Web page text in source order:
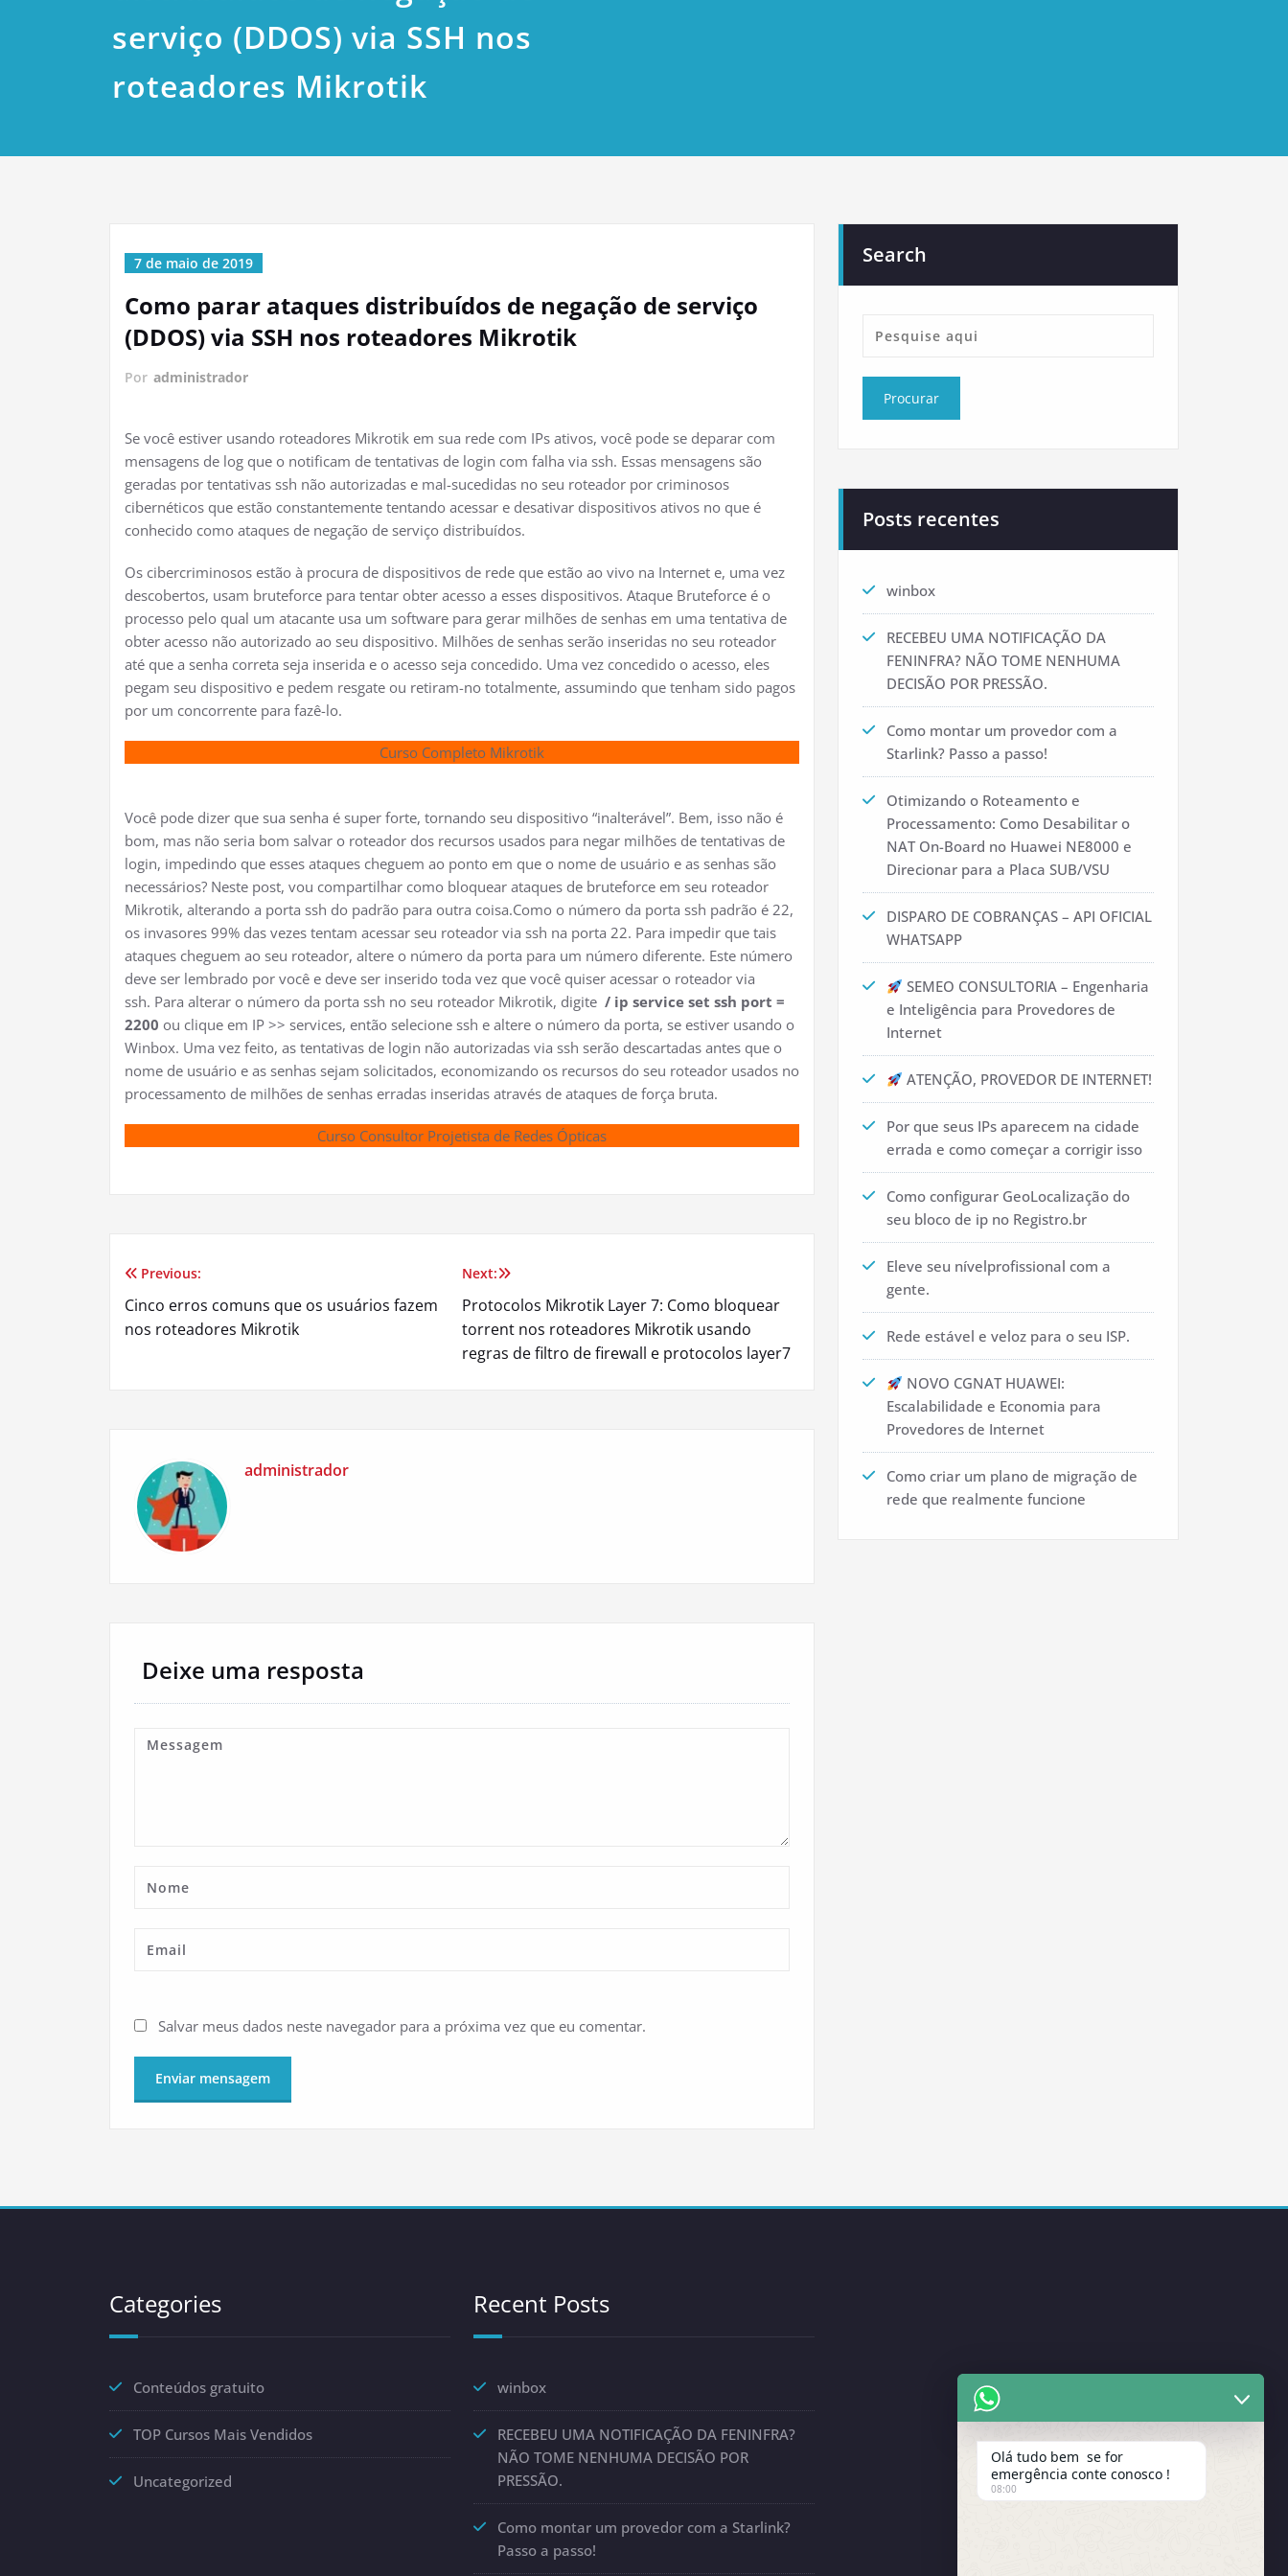
serviço (DDOS) via SSH nos
roteadores Mikrotik
7 de maio de 2019
Como parar ataques distribuídos de negação de serviço
(DDOS) via SSH nos roteadores Mikrotik
Por administrador
Se você estiver usando roteadores Mikrotik em sua rede com IPs ativos, você pode se deparar com
mensagens de log que o notificam de tentativas de login com falha via ssh. Essas mensagens são
geradas por tentativas ssh não autorizadas e mal-sucedidas no seu roteador por criminosos
cibernéticos que estão constantemente tentando acessar e desativar dispositivos ativos no que é
conhecido como ataques de negação de serviço distribuídos.
Os cibercriminosos estão à procura de dispositivos de rede que estão ao vivo na Internet e, uma vez
descobertos, usam bruteforce para tentar obter acesso a esses dispositivos. Ataque Bruteforce é o
processo pelo qual um atacante usa um software para gerar milhões de senhas em uma tentativa de
obter acesso não autorizado ao seu dispositivo. Milhões de senhas serão inseridas no seu roteador
até que a senha correta seja inserida e o acesso seja concedido. Uma vez concedido o acesso, eles
pegam seu dispositivo e pedem resgate ou retiram-no totalmente, assumindo que tenham sido pagos
por um concorrente para fazê-lo.
Curso Completo Mikrotik
Você pode dizer que sua senha é super forte, tornando seu dispositivo “inalterável”. Bem, isso não é
bom, mas não seria bom salvar o roteador dos recursos usados ​​para negar milhões de tentativas de
login, impedindo que esses ataques cheguem ao ponto em que o nome de usuário e as senhas são
necessários? Neste post, vou compartilhar como bloquear ataques de bruteforce em seu roteador
Mikrotik, alterando a porta ssh do padrão para outra coisa.Como o número da porta ssh padrão é 22,
os invasores 99% das vezes tentam acessar seu roteador via ssh na porta 22. Para impedir que tais
ataques cheguem ao seu roteador, altere o número da porta para um número diferente. Este número
deve ser lembrado por você e deve ser inserido toda vez que você quiser acessar o roteador via
ssh. Para alterar o número da porta ssh no seu roteador Mikrotik, digite / ip service set ssh port =
2200 ou clique em IP >> services, então selecione ssh e altere o número da porta, se estiver usando o
Winbox. Uma vez feito, as tentativas de login não autorizadas via ssh serão descartadas antes que o
nome de usuário e as senhas sejam solicitados, economizando os recursos do seu roteador usados ​​no
processamento de milhões de senhas erradas inseridas através de ataques de força bruta.
Curso Consultor Projetista de Redes Ópticas
Navegação
de
Previous:
Cinco erros comuns que os usuários fazem
nos roteadores Mikrotik
Next:
Protocolos Mikrotik Layer 7: Como bloquear
torrent nos roteadores Mikrotik usando
regras de filtro de firewall e protocolos layer7
administrador
Deixe uma resposta
Salvar meus dados neste navegador para a próxima vez que eu comentar.
Search
Posts recentes
winbox
RECEBEU UMA NOTIFICAÇÃO DA
FENINFRA? NÃO TOME NENHUMA
DECISÃO POR PRESSÃO.
Como montar um provedor com a
Starlink? Passo a passo!
Otimizando o Roteamento e
Processamento: Como Desabilitar o
NAT On-Board no Huawei NE8000 e
Direcionar para a Placa SUB/VSU
DISPARO DE COBRANÇAS – API OFICIAL
WHATSAPP
SEMEO CONSULTORIA – Engenharia
e Inteligência para Provedores de
Internet
ATENÇÃO, PROVEDOR DE INTERNET!
Por que seus IPs aparecem na cidade
errada e como começar a corrigir isso
Como configurar GeoLocalização do
seu bloco de ip no Registro.br
Eleve seu nívelprofissional com a
gente.
Rede estável e veloz para o seu ISP.
NOVO CGNAT HUAWEI:
Escalabilidade e Economia para
Provedores de Internet
Como criar um plano de migração de
rede que realmente funcione
Categories
Conteúdos gratuito
TOP Cursos Mais Vendidos
Uncategorized
Recent Posts
winbox
RECEBEU UMA NOTIFICAÇÃO DA FENINFRA?
NÃO TOME NENHUMA DECISÃO POR
PRESSÃO.
Como montar um provedor com a Starlink?
Passo a passo!
Olá tudo bem se for
emergência conte conosco !
08:00